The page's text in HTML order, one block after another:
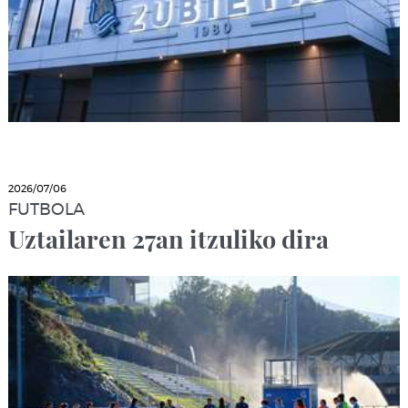
2026/07/06
FUTBOLA
Uztailaren 27an itzuliko dira